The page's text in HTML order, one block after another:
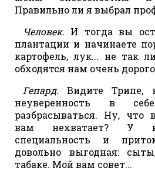
Правильно ли я выбрал
Человек. И тогда вы
плантации и начинаете
картофель, лук... не так
обходятся нам очень
Гепард. Видите Трипе,
неуверенность в
разбрасываться. Ну, что
вам нехватает? У
специальность и
довольно выгодная:
табаке. Мой вам совет...